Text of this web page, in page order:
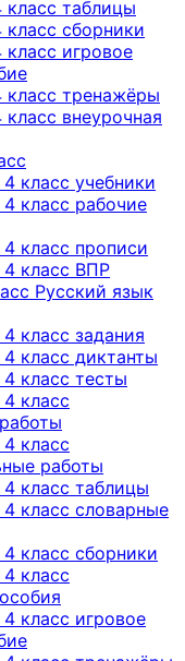
таблицы
сборники
игровое
класс тренажёры
внеурочная
класс учебники
класс рабочие
класс прописи
4 класс ВПР
Русский язык
класс задания
класс диктанты
класс тесты
класс
класс
работы
класс таблицы
класс словарные
класс сборники
класс
класс игровое